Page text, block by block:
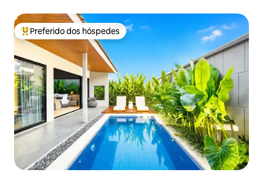
Entre os melhores preferidos dos hóspedes
Preferido dos hóspedes